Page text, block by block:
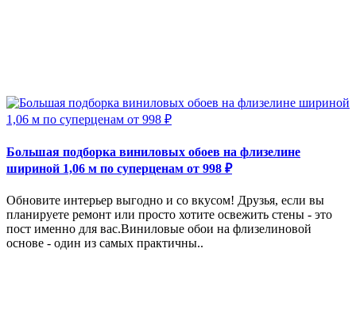
Большая подборка виниловых обоев на флизелине
шириной 1,06 м по суперценам от 998 ₽
Обновите интерьер выгодно и со вкусом! Друзья, если вы
планируете ремонт или просто хотите освежить стены - это
пост именно для вас.Виниловые обои на флизелиновой
основе - один из самых практичны..